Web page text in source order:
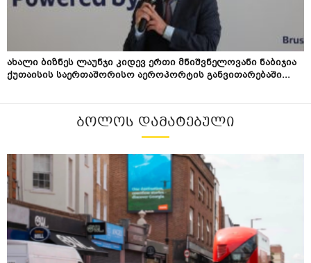
ახალი ბიზნეს ლაუნჯი კიდევ ერთი მნიშვნელოვანი ნაბიჯია
ქუთაისის საერთაშორისო აეროპორტის განვითარებაში...
ᲑᲝᲚᲝᲡ ᲓᲐᲛᲐᲢᲔᲑᲣᲚᲘ